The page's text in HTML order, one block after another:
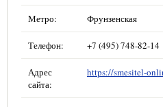
Метро: Фрунзенская
Телефон: +7 (495) 748-82-14
Адрес
сайта:
https://smesitel-